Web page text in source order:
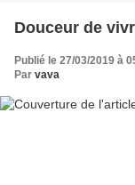
Douceur de
Publié le 27/03/2019 à
Par vava